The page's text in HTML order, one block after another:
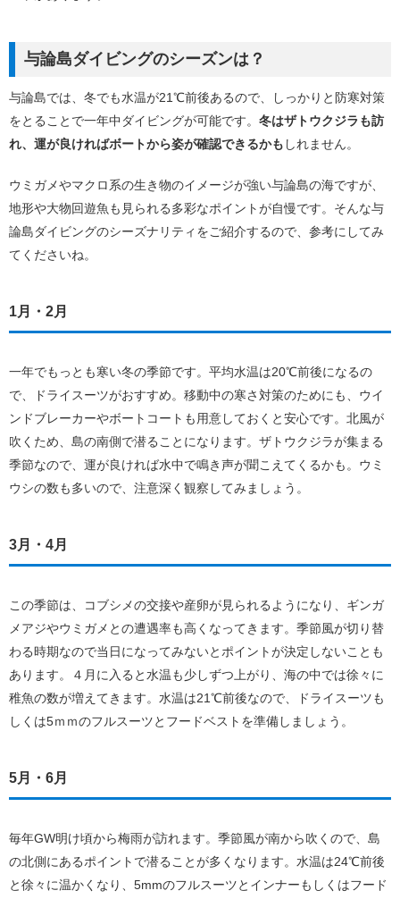
与論島ダイビングのシーズンは？
与論島では、冬でも水温が21℃前後あるので、しっかりと防寒対策
をとることで一年中ダイビングが可能です。 冬はザトウクジラも訪
れ、運が良ければボートから姿が確認できるかも しれません。
ウミガメやマクロ系の生き物のイメージが強い与論島の海ですが、
地形や大物回遊魚も見られる多彩なポイントが自慢です。そんな与
論島ダイビングのシーズナリティをご紹介するので、参考にしてみ
てくださいね。
1月・2月
一年でもっとも寒い冬の季節です。平均水温は20℃前後になるの
で、ドライスーツがおすすめ。移動中の寒さ対策のためにも、ウイ
ンドブレーカーやボートコートも用意しておくと安心です。北風が
吹くため、島の南側で潜ることになります。ザトウクジラが集まる
季節なので、運が良ければ水中で鳴き声が聞こえてくるかも。ウミ
ウシの数も多いので、注意深く観察してみましょう。
3月・4月
この季節は、コブシメの交接や産卵が見られるようになり、ギンガ
メアジやウミガメとの遭遇率も高くなってきます。季節風が切り替
わる時期なので当日になってみないとポイントが決定しないことも
あります。４月に入ると水温も少しずつ上がり、海の中では徐々に
稚魚の数が増えてきます。水温は21℃前後なので、ドライスーツも
しくは5ｍｍのフルスーツとフードベストを準備しましょう。
5月・6月
毎年GW明け頃から梅雨が訪れます。季節風が南から吹くので、島
の北側にあるポイントで潜ることが多くなります。水温は24℃前後
と徐々に温かくなり、5mmのフルスーツとインナーもしくはフード